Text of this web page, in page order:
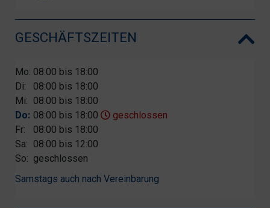
GESCHÄFTSZEITEN
Mo: 08:00 bis 18:00
Di:
08:00 bis 18:00
Mi: 08:00 bis 18:00
Do: 08:00 bis 18:00
geschlossen
Fr:
08:00 bis 18:00
Sa: 08:00 bis 12:00
So: geschlossen
Samstags auch nach Vereinbarung